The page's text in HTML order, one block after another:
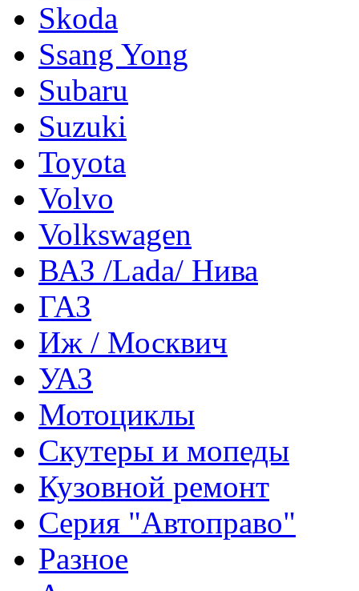
Skoda
Ssang Yong
Subaru
Suzuki
Toyota
Volvo
Volkswagen
ВАЗ /Lada/ Нива
ГАЗ
Иж / Москвич
УАЗ
Мотоциклы
Скутеры и мопеды
Кузовной ремонт
Серия "Автоправо"
Разное